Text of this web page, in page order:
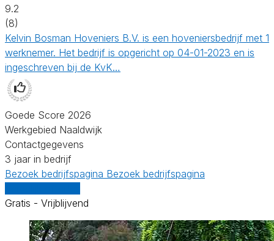
9.2
(8)
Kelvin Bosman Hoveniers B.V. is een hoveniersbedrijf met 1
werknemer. Het bedrijf is opgericht op 04-01-2023 en is
ingeschreven bij de KvK…
Goede Score 2026
Werkgebied Naaldwijk
Contactgegevens
3 jaar in bedrijf
Bezoek bedrijfspagina Bezoek bedrijfspagina
Gratis - Vrijblijvend